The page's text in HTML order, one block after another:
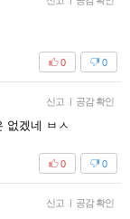
0
0
신고 | 공감 확인
없겠네 ㅂㅅ
0
0
신고 | 공감 확인